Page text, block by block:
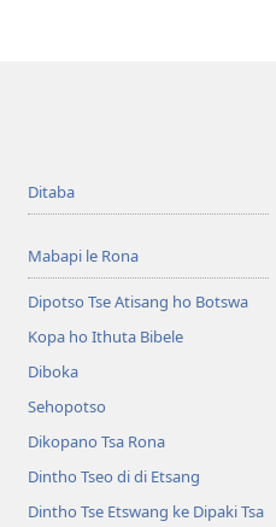
Ditaba
Mabapi le Rona
Dipotso Tse Atisang ho Botswa
Kopa ho Ithuta Bibele
Diboka
Sehopotso
Dikopano Tsa Rona
Dintho Tseo di di Etsang
Dintho Tse Etswang ke Dipaki Tsa